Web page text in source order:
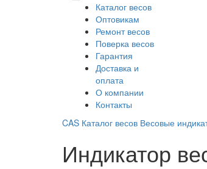
Каталог весов
Оптовикам
Ремонт весов
Поверка весов
Гарантия
Доставка и
оплата
О компании
Контакты
CAS Каталог весов Весовые
Индикатор